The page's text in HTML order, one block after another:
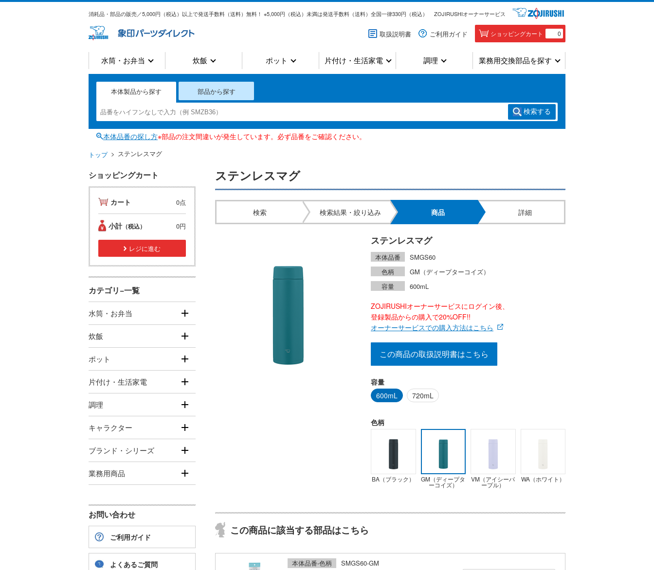
消耗品・部品の販売／5,000円（税込）以上で発送手数料（送料）無料！ ※5,000円（税込）未満は発送手数料（送料）全国一律330円（税込） ZOJIRUSHIオーナーサービス
取扱説明書 ご利用ガイド ショッピングカート 0
水筒・お弁当 炊飯 ポット 片付け・生活家電 調理 業務用交換部品を探す
本体製品から探す 部品から探す
検索する
本体品番の探し方※部品の注文間違いが発生しています。必ず品番をご確認ください。
トップ ステンレスマグ
ステンレスマグ
検索 検索結果・絞り込み 商品 詳細
ステンレスマグ
本体品番
SMGS60
色柄
GM（ディープターコイズ）
容量
600mL
ZOJIRUSHIオーナーサービスにログイン後、
登録製品からの購入で20%OFF!!
オーナーサービスでの購入方法はこちら
この商品の取扱説明書はこちら
容量
600mL
720mL
色柄
BA（ブラック） GM（ディープタ
ーコイズ）
VM（アイシーパ
ープル）
WA（ホワイト）
この商品に該当する部品はこちら
本体品番-色柄
SMGS60-GM
ショッピングカート
カート 0点
小計 （税込） 0円
レジに進む
カテゴリ−一覧
水筒・お弁当
炊飯
ポット
片付け・生活家電
調理
キャラクター
ブランド・シリーズ
業務用商品
お問い合わせ
ご利用ガイド
よくあるご質問